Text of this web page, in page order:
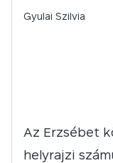
Gyulai Szilvia
Az Erzsébet
helyrajzi